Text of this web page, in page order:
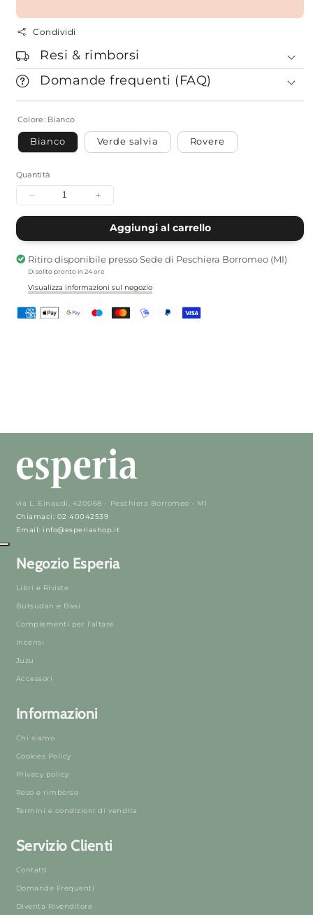
Condividi
Resi & rimborsi
Domande frequenti (FAQ)
Colore: Bianco
Bianco Verde salvia Rovere
Quantità
Diminuisci
Aumenta
perAggiungi al carrello
Ritiro disponibile presso Sede di Peschiera Borromeo (MI)
Di solito pronto in 24 ore
Visualizza informazioni sul negozio
via L. Einaudi, 420068 - Peschiera Borromeo - MI
Chiamaci: 02 40042539
Email: info@esperiashop.it
Negozio Esperia
Libri e Riviste
Butsudan e Basi
Complementi per l'altare
Incensi
Juzu
Accessori
Informazioni
Chi siamo
Cookies Policy
Privacy policy
Reso e rimborso
Termini e condizioni di vendita
Servizio Clienti
Contatti
Domande Frequenti
Diventa Rivenditore